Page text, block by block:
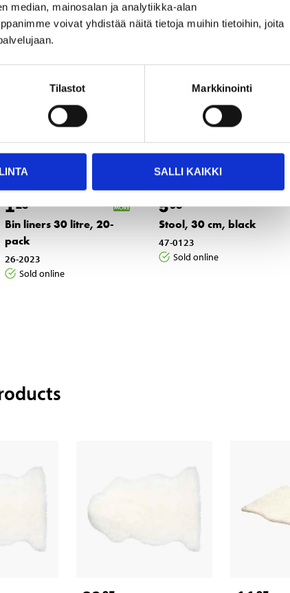
median, mainosalan ja analytiikka-alan
voivat yhdistää näitä tietoja muihin tietoihin, joita
Tilastot Markkinointi
SALLI KAIKKI
125
Bin liners 30 litre, 20-
pack
26-2023
Sold online
595
Stool, 30 cm, black
47-0123
Sold online